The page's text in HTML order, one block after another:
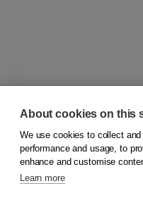
© 2026Koninklijke Boom
About cookies on this
We use cookies to collect
performance and usage, to
enhance and customise
Learn more